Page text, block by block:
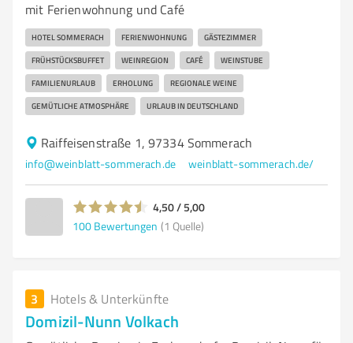
mit Ferienwohnung und Café
HOTEL SOMMERACH FERIENWOHNUNG GÄSTEZIMMER
FRÜHSTÜCKSBUFFET WEINREGION CAFÉ WEINSTUBE
FAMILIENURLAUB ERHOLUNG REGIONALE WEINE
GEMÜTLICHE ATMOSPHÄRE URLAUB IN DEUTSCHLAND
Raiffeisenstraße 1, 97334 Sommerach
info@weinblatt-sommerach.de weinblatt-sommerach.de/
4,50 / 5,00
100 Bewertungen (1 Quelle)
3 Hotels & Unterkünfte
Domizil-Nunn Volkach